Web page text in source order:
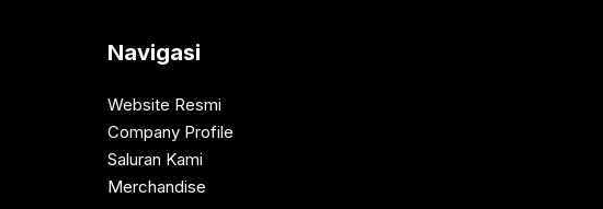
Navigasi
Website Resmi
Company Profile
Saluran Kami
Merchandise